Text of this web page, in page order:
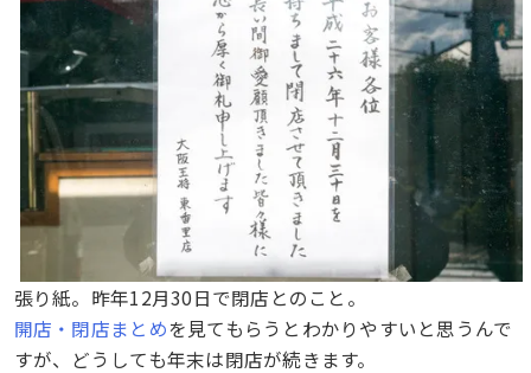
張り紙。昨年12月30日で閉店とのこと。
開店・閉店まとめを見てもらうとわかりやすいと思うんで
すが、どうしても年末は閉店が続きます。